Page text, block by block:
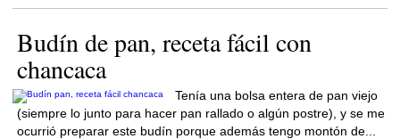
Budín de pan, receta fácil con
chancaca
Tenía una bolsa entera de pan viejo
(siempre lo junto para hacer pan rallado o algún postre), y se me
ocurrió preparar este budín porque además tengo montón de...